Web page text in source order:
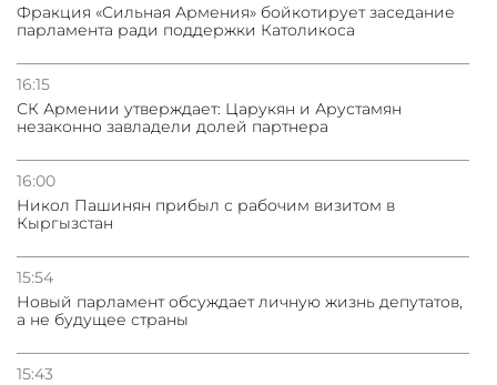
Фракция «Сильная Армения» бойкотирует заседание
парламента ради поддержки Католикоса
16:15
СК Армении утверждает: Царукян и Арустамян
незаконно завладели долей партнера
16:00
Никол Пашинян прибыл с рабочим визитом в
Кыргызстан
15:54
Новый парламент обсуждает личную жизнь депутатов,
а не будущее страны
15:43